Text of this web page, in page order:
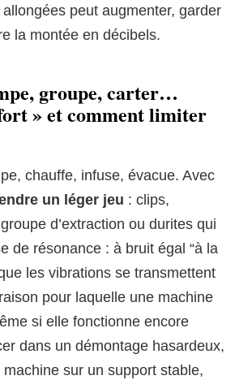
peut augmenter, garder
la montée en décibels.
groupe, carter…
» et comment limiter
chauffe, infuse, évacue. Avec
un léger jeu : clips,
d’extraction ou durites qui
de résonance : à bruit égal “à la
les vibrations se transmettent
pour laquelle une machine
si elle fonctionne encore
dans un démontage hasardeux,
sur un support stable,